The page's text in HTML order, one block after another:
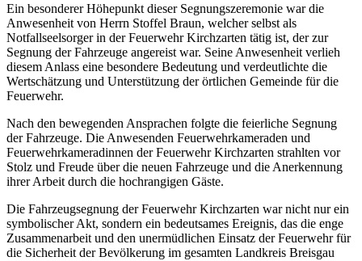
Ein besonderer Höhepunkt dieser Segnungszeremonie war die
Anwesenheit von Herrn Stoffel Braun, welcher selbst als
Notfallseelsorger in der Feuerwehr Kirchzarten tätig ist, der zur
Segnung der Fahrzeuge angereist war. Seine Anwesenheit verlieh
diesem Anlass eine besondere Bedeutung und verdeutlichte die
Wertschätzung und Unterstützung der örtlichen Gemeinde für die
Feuerwehr.
Nach den bewegenden Ansprachen folgte die feierliche Segnung
der Fahrzeuge. Die Anwesenden Feuerwehrkameraden und
Feuerwehrkameradinnen der Feuerwehr Kirchzarten strahlten vor
Stolz und Freude über die neuen Fahrzeuge und die Anerkennung
ihrer Arbeit durch die hochrangigen Gäste.
Die Fahrzeugsegnung der Feuerwehr Kirchzarten war nicht nur ein
symbolischer Akt, sondern ein bedeutsames Ereignis, das die enge
Zusammenarbeit und den unermüdlichen Einsatz der Feuerwehr für
die Sicherheit der Bevölkerung im gesamten Landkreis Breisgau